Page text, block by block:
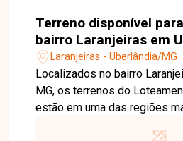
Terreno disponível
bairro Laranjeiras em
Laranjeiras - Uberlândia/MG
Localizados no bairro
MG, os terrenos do
estão em uma das regiões